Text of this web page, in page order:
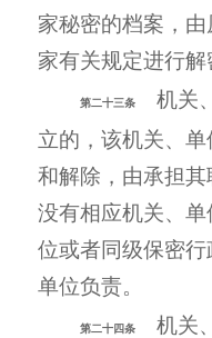
家秘密的档案，
家有关规定进行解
第二十三条
机关
立的，该机关、
和解除，由承担其
没有相应机关、
位或者同级保密行
单位负责。
第二十四条
机关